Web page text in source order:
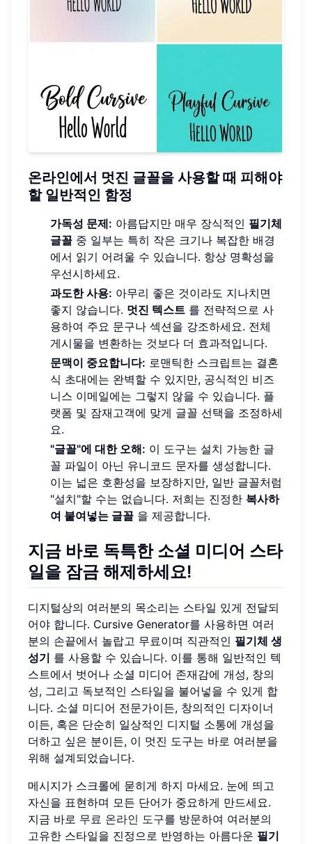
온라인에서 멋진 글꼴을 사용할 때 피해야
할 일반적인 함정
가독성 문제: 아름답지만 매우 장식적인 필기체
글꼴 중 일부는 특히 작은 크기나 복잡한 배경
에서 읽기 어려울 수 있습니다. 항상 명확성을
우선시하세요.
과도한 사용: 아무리 좋은 것이라도 지나치면
좋지 않습니다. 멋진 텍스트 를 전략적으로 사
용하여 주요 문구나 섹션을 강조하세요. 전체
게시물을 변환하는 것보다 더 효과적입니다.
문맥이 중요합니다: 로맨틱한 스크립트는 결혼
식 초대에는 완벽할 수 있지만, 공식적인 비즈
니스 이메일에는 그렇지 않을 수 있습니다. 플
랫폼 및 잠재고객에 맞게 글꼴 선택을 조정하세
요.
"글꼴"에 대한 오해: 이 도구는 설치 가능한 글
꼴 파일이 아닌 유니코드 문자를 생성합니다.
이는 넓은 호환성을 보장하지만, 일반 글꼴처럼
"설치"할 수는 없습니다. 저희는 진정한 복사하
여 붙여넣는 글꼴 을 제공합니다.
지금 바로 독특한 소셜 미디어 스타
일을 잠금 해제하세요!
디지털상의 여러분의 목소리는 스타일 있게 전달되
어야 합니다. Cursive Generator를 사용하면 여러
분의 손끝에서 놀랍고 무료이며 직관적인 필기체 생
성기 를 사용할 수 있습니다. 이를 통해 일반적인 텍
스트에서 벗어나 소셜 미디어 존재감에 개성, 창의
성, 그리고 독보적인 스타일을 불어넣을 수 있게 합
니다. 소셜 미디어 전문가이든, 창의적인 디자이너
이든, 혹은 단순히 일상적인 디지털 소통에 개성을
더하고 싶은 분이든, 이 멋진 도구는 바로 여러분을
위해 설계되었습니다.
메시지가 스크롤에 묻히게 하지 마세요. 눈에 띄고
자신을 표현하며 모든 단어가 중요하게 만드세요.
지금 바로 무료 온라인 도구를 방문하여 여러분의
고유한 스타일을 진정으로 반영하는 아름다운 필기